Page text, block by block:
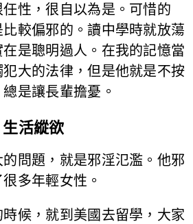
性，很自以為是。可惜的
較偏邪的。讀中學時就放蕩
是聰明過人。在我的記憶當
大的法律，但是他就是不按
是讓長輩擔憂。
生活縱欲
問題，就是邪淫氾濫。他邪
多年輕女性。
候，就到美國去留學，大家